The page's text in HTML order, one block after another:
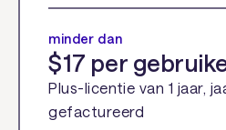
minder dan
$17 per
Plus-licentie van 1 jaar,
gefactureerd